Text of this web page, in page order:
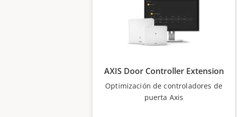
AXIS Door Controller Extension
Optimización de controladores de
puerta Axis